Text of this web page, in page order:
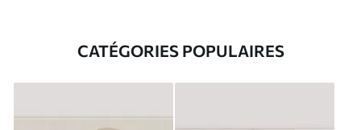
CATÉGORIES POPULAIRES